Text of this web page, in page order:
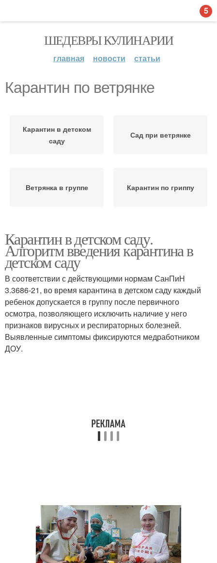
ШЕДЕВРЫ КУЛИНАРИИ
главная новости статьи
Карантин по ветрянке
Карантин в детском
саду
Сад при ветрянке
Ветрянка в группе Карантин по гриппу
Карантин в детском саду.
Алгоритм введения карантина в
детском саду
В соответствии с действующими нормам СанПиН
3.3686-21, во время карантина в детском саду каждый
ребенок допускается в группу после первичного
осмотра, позволяющего исключить наличие у него
признаков вирусных и респираторных болезней.
Выявленные симптомы фиксируются медработником
ДОУ.
5